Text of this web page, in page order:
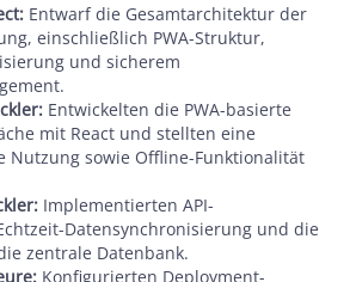
Entwarf die Gesamtarchitektur der
einschließlich PWA-Struktur,
und sicherem
Entwickelten die PWA-basierte
mit React und stellten eine
Nutzung sowie Offline-Funktionalität
Implementierten API-
Datensynchronisierung und die
zentrale Datenbank.
Konfigurierten Deployment-